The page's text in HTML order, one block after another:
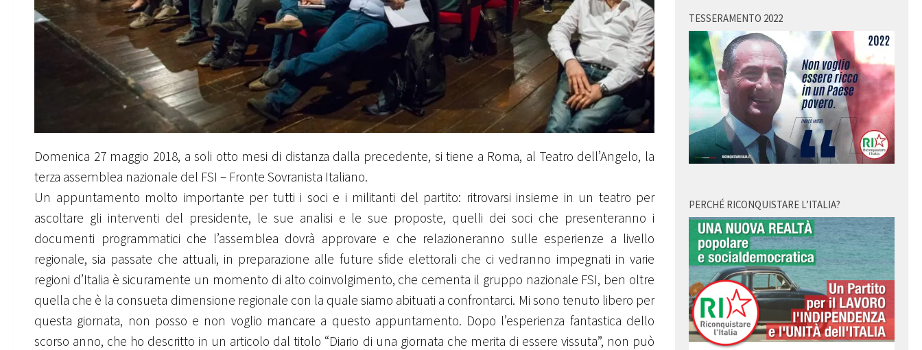
Domenica 27 maggio 2018, a soli otto mesi di distanza dalla precedente, si tiene a Roma, al Teatro dell’Angelo, la
terza assemblea nazionale del FSI – Fronte Sovranista Italiano.
Un appuntamento molto importante per tutti i soci e i militanti del partito: ritrovarsi insieme in un teatro per
ascoltare gli interventi del presidente, le sue analisi e le sue proposte, quelli dei soci che presenteranno i
documenti programmatici che l’assemblea dovrà approvare e che relazioneranno sulle esperienze a livello
regionale, sia passate che attuali, in preparazione alle future sfide elettorali che ci vedranno impegnati in varie
regioni d’Italia è sicuramente un momento di alto coinvolgimento, che cementa il gruppo nazionale FSI, ben oltre
quella che è la consueta dimensione regionale con la quale siamo abituati a confrontarci. Mi sono tenuto libero per
questa giornata, non posso e non voglio mancare a questo appuntamento. Dopo l’esperienza fantastica dello
scorso anno, che ho descritto in un articolo dal titolo “Diario di una giornata che merita di essere vissuta”, non può
TESSERAMENTO 2022
PERCHÉ RICONQUISTARE L’ITALIA?